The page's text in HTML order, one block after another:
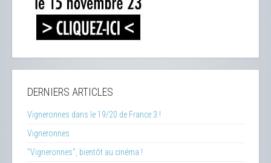
DERNIERS ARTICLES
Vigneronnes dans le 19/20 de France 3 !
Vigneronnes
"Vigneronnes", bientôt au cinéma !